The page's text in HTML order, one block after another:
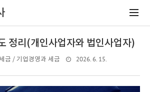
정리(개인사업자와 법인사업자)
금 / 기업경영과 세금 2026. 6. 15.